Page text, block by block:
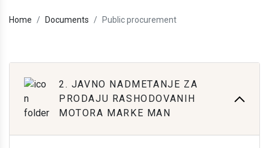
Home Documents Public procurement
2. JAVNO NADMETANJE ZA
PRODAJU RASHODOVANIH
MOTORA MARKE MAN